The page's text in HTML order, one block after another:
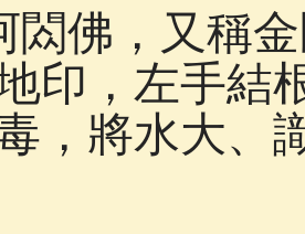
閦佛，又稱
印，左手結
，將水大、